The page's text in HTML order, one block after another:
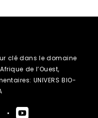
clé dans le domaine
de l’Ouest,
UNIVERS BIO-